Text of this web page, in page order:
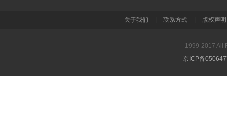
关于我们 联系方式 版权声明
1999-2017 All
京ICP备